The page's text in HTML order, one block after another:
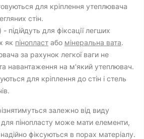
для кріплення утеплювача
стін.
підійдуть для фіксації легших
як пінопласт або мінеральна вата.
за рахунок легкої ваги не
навантаження на м'який утеплювач.
для кріплення до стін і стель
залежно від виду
пінопласту може мати елементи,
фіксуються в порах матеріалу.